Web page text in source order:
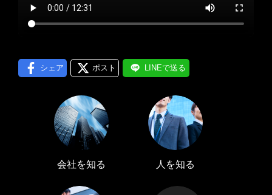
シェア ポスト LINEで送る
会社を知る 人を知る